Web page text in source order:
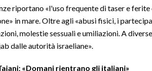
riportano «l'uso frequente di taser e
in mare. Oltre agli «abusi fisici, i
molestie sessuali e umiliazioni. A
dalle autorità israeliane».
«Domani rientrano gli italiani»